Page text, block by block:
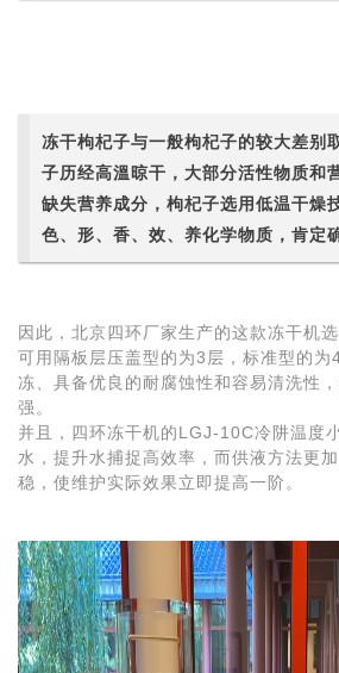
冻干枸杞子与一般枸杞子的较大差别
子历经高溫晾干，大部分活性物质和
缺失营养成分，枸杞子选用低温干燥
色、形、香、效、养化学物质，肯定
因此，北京四环厂家生产的这款冻干机
可用隔板层压盖型的为3层，标准型的为
冻、具备优良的耐腐蚀性和容易清洗性
强。
并且，四环冻干机的LGJ-10C冷阱温度
水，提升水捕捉高效率，而供液方法更
稳，使维护实际效果立即提高一阶。